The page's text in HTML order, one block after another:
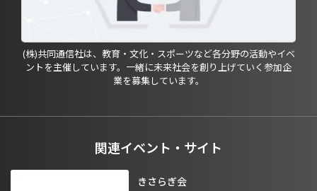
(株)共同通信社は、教育・文化・スポーツなど各分野の活動やイベ
ントを主催しています。一緒に未来社会を創り上げていく参加企
業を募集しています。
関連イベント・サイト
きさらぎ会